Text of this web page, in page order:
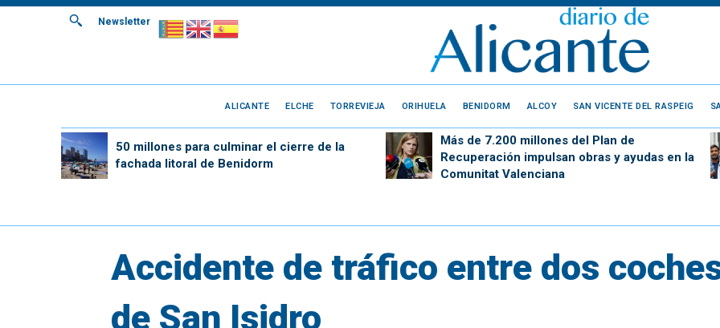
Newsletter
ALICANTE ELCHE TORREVIEJA ORIHUELA BENIDORM ALCOY SAN VICENTE DEL RASPEIG
50 millones para culminar el cierre de la
fachada litoral de Benidorm
Más de 7.200 millones del Plan de
Recuperación impulsan obras y ayudas en la
Comunitat Valenciana
Accidente de tráfico entre dos
de San Isidro